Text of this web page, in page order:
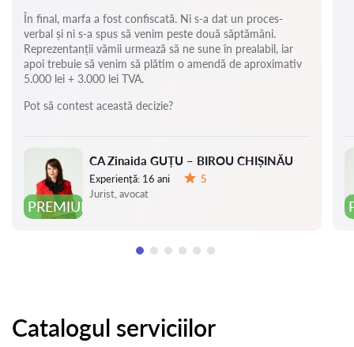
PREMIUM
CA Zinaida GUȚU – BIROU CHIȘINĂU
Experiență: 16 ani
5
Jurist, avocat
În final, marfa a fost confiscată. Ni s-a dat un proces-
verbal și ni s-a spus să venim peste două săptămâni.
Reprezentanții vămii urmează să ne sune în prealabil, iar
apoi trebuie să venim să plătim o amendă de aproximativ
5.000 lei + 3.000 lei TVA.
Pot să contest această decizie?
Catalogul serviciilor